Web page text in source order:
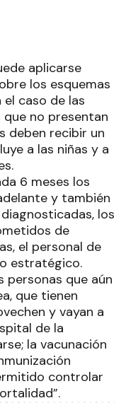
aplicarse
los esquemas
caso de las
no presentan
deben recibir un
a las niñas y a
6 meses los
y también
los
de
el personal de
estratégico.
personas que aún
que tienen
y vayan a
de la
la vacunación
controlar